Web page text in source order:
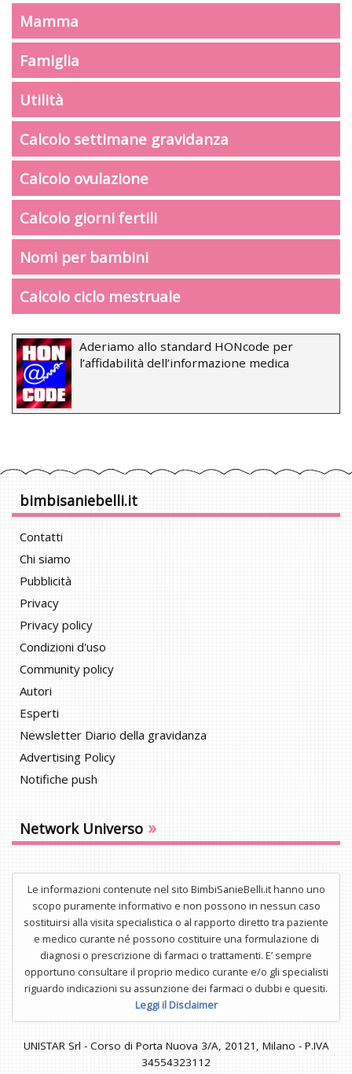
Mamma
Famiglia
Utilità
Calcolo settimane gravidanza
Calcolo ovulazione
Calcolo giorni fertili
Nomi per bambini
Calcolo ciclo mestruale
Aderiamo allo standard HONcode per
l’affidabilità dell’informazione medica
bimbisaniebelli.it
Contatti
Chi siamo
Pubblicità
Privacy
Privacy policy
Condizioni d'uso
Community policy
Autori
Esperti
Newsletter Diario della gravidanza
Advertising Policy
Notifiche push
Network Universo »
Le informazioni contenute nel sito BimbiSanieBelli.it hanno uno
scopo puramente informativo e non possono in nessun caso
sostituirsi alla visita specialistica o al rapporto diretto tra paziente
e medico curante né possono costituire una formulazione di
diagnosi o prescrizione di farmaci o trattamenti. E’ sempre
opportuno consultare il proprio medico curante e/o gli specialisti
riguardo indicazioni su assunzione dei farmaci o dubbi e quesiti.
Leggi il Disclaimer
UNISTAR Srl - Corso di Porta Nuova 3/A, 20121, Milano - P.IVA
34554323112